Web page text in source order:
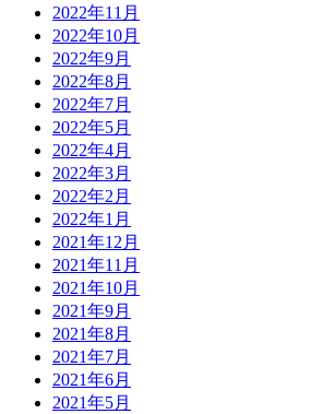
2022年11月
2022年10月
2022年9月
2022年8月
2022年7月
2022年5月
2022年4月
2022年3月
2022年2月
2022年1月
2021年12月
2021年11月
2021年10月
2021年9月
2021年8月
2021年7月
2021年6月
2021年5月